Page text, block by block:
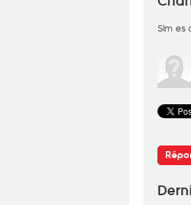
Slm es